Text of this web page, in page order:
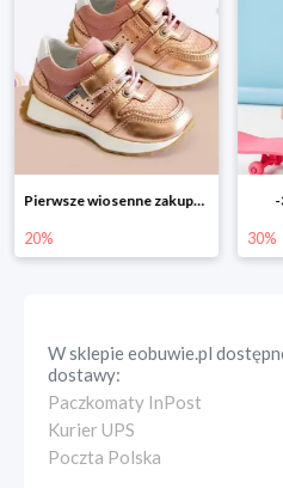
Pierwsze wiosenne zakupy -20%
20% 30%
W sklepieeobuwie.pl
dostawy:
Paczkomaty InPost
Kurier UPS
Poczta Polska